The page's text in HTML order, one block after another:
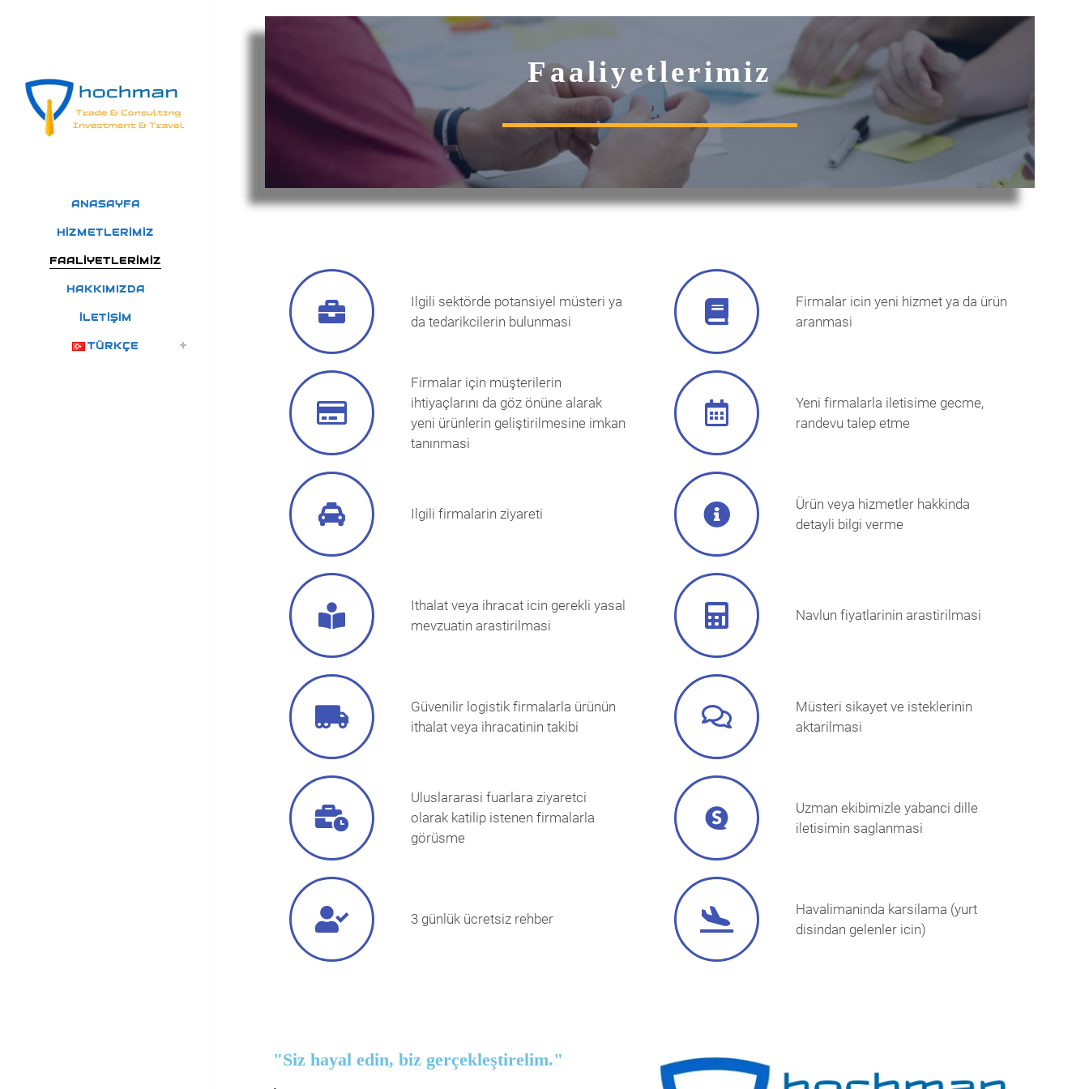
ANASAYFA
HIZMETLERIMIZ
FAALIYETLERIMIZ
HAKKIMIZDA
İLETIŞIM
TÜRKÇE
Faaliyetlerimiz
Ilgili sektörde potansiyel müsteri ya
da tedarikcilerin bulunmasi
Firmalar için müşterilerin
ihtiyaçlarını da göz önüne alarak
yeni ürünlerin geliştirilmesine imkan
tanınmasi
Ilgili firmalarin ziyareti
Ithalat veya ihracat icin gerekli yasal
mevzuatin arastirilmasi
Güvenilir logistik firmalarla ürünün
ithalat veya ihracatinin takibi
Uluslararasi fuarlara ziyaretci
olarak katilip istenen firmalarla
görüsme
3 günlük ücretsiz rehber
Firmalar icin yeni hizmet ya da ürün
aranmasi
Yeni firmalarla iletisime gecme,
randevu talep etme
Ürün veya hizmetler hakkinda
detayli bilgi verme
Navlun fiyatlarinin arastirilmasi
Müsteri sikayet ve isteklerinin
aktarilmasi
Uzman ekibimizle yabanci dille
iletisimin saglanmasi
Havalimaninda karsilama (yurt
disindan gelenler icin)
"Siz hayal edin, biz gerçekleştirelim."